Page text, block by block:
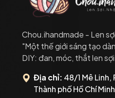
Chou.ihandmade - Len
"Một thế giới sáng tạo
DIY: đan, móc, thắt len
Địa chỉ: 48/1 Mê Linh,
Thành phố Hồ Chí Minh